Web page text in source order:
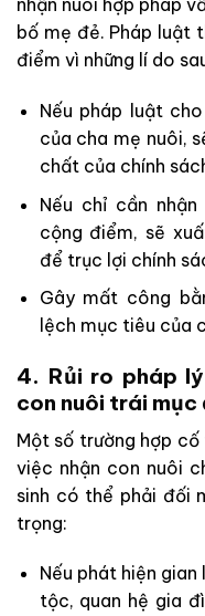
nhận nuôi hợp pháp
bố mẹ đẻ. Pháp luật
điểm vì những lí do
Nếu pháp luật
của cha mẹ nuôi,
chất của chính
Nếu chỉ cần
cộng điểm, sẽ
để trục lợi chính
Gây mất công
lệch mục tiêu của
4. Rủi ro pháp
con nuôi trái mục
Một số trường hợp
việc nhận con nuôi
sinh có thể phải đối
trọng:
Nếu phát hiện
tộc, quan hệ gia